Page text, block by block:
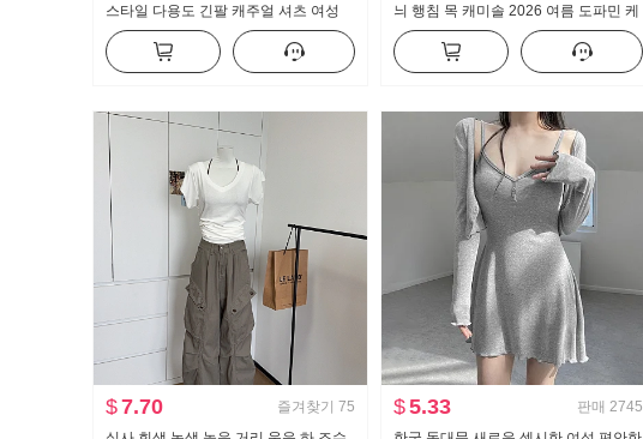
스타일 다용도 긴팔 캐주얼 셔츠 여성
셔츠
늬 행침 목 캐미솔 2026 여름 도파민 케
이크 퍼프 인형 셔츠 맨위
$7.70 즐겨찾기 75
$5.33 판매 2745